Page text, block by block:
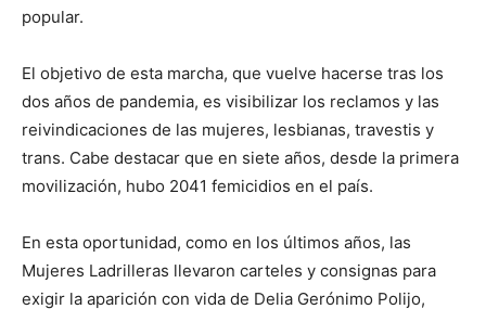
popular.
El objetivo de esta marcha, que vuelve hacerse tras los
dos años de pandemia, es visibilizar los reclamos y las
reivindicaciones de las mujeres, lesbianas, travestis y
trans. Cabe destacar que en siete años, desde la primera
movilización, hubo 2041 femicidios en el país.
En esta oportunidad, como en los últimos años, las
Mujeres Ladrilleras llevaron carteles y consignas para
exigir la aparición con vida de Delia Gerónimo Polijo,